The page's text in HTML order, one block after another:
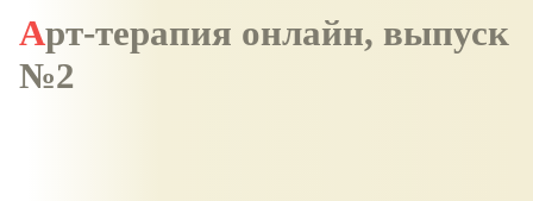
Арт-терапия онлайн, выпуск
№2